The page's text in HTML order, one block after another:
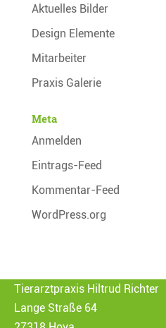
Aktuelles Bilder
Design Elemente
Mitarbeiter
Praxis Galerie
Meta
Anmelden
Eintrags-Feed
Kommentar-Feed
WordPress.org
Tierarztpraxis Hiltrud Richter
Lange Straße 64